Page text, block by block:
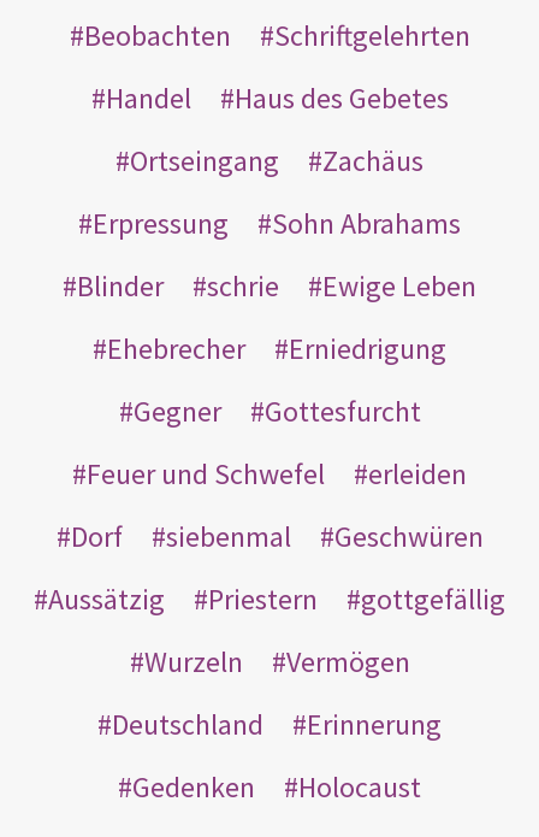
Beobachten
Schriftgelehrten
Handel
Haus des Gebetes
Ortseingang
Zachäus
Erpressung
Sohn Abrahams
Blinder
schrie
Ewige Leben
Ehebrecher
Erniedrigung
Gegner
Gottesfurcht
Feuer und Schwefel
erleiden
Dorf
siebenmal
Geschwüren
Aussätzig
Priestern
gottgefällig
Wurzeln
Vermögen
Deutschland
Erinnerung
Gedenken
Holocaust